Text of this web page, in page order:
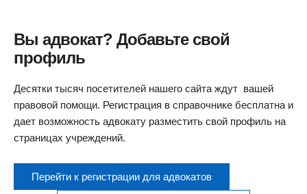
Вы адвокат? Добавьте свой
профиль
Десятки тысяч посетителей нашего сайта ждут вашей
правовой помощи. Регистрация в справочнике бесплатна и
дает возможность адвокату разместить свой профиль на
страницах учреждений.
Перейти к регистрации для адвокатов